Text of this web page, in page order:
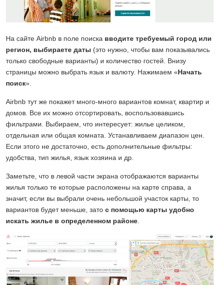
На сайте Airbnb в поле поиска вводите требуемый город или
регион, выбираете даты (это нужно, чтобы вам показывались
только свободные варианты) и количество гостей. Внизу
страницы можно выбрать язык и валюту. Нажимаем «Начать
поиск».
Airbnb тут же покажет много-много вариантов комнат, квартир и
домов. Все их можно отсортировать, воспользовавшись
фильтрами. Выбираем, что интересует: жилье целиком,
отдельная или общая комната. Устанавливаем диапазон цен.
Если этого не достаточно, есть дополнительные фильтры:
удобства, тип жилья, язык хозяина и др.
Заметьте, что в левой части экрана отображаются варианты
жилья только те которые расположены на карте справа, а
значит, если вы выбрали очень небольшой участок карты, то
вариантов будет меньше, зато с помощью карты удобно
искать жилье в определенном районе